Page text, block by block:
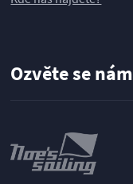
Ozvěte se nám